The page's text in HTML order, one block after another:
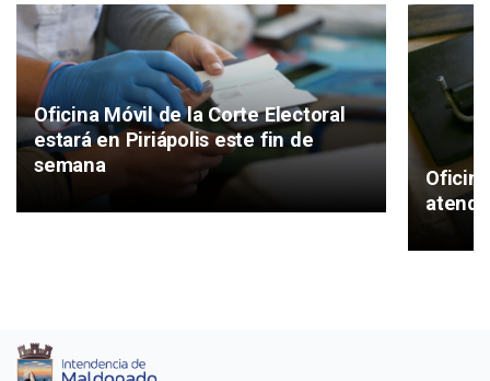
Oficina Móvil de la Corte Electoral
estará en Piriápolis este fin de
semana